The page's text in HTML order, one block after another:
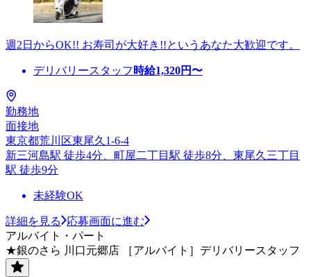
週2日からOK!! お寿司が大好き!!というあなた大歓迎です。
デリバリースタッフ 時給1,320円〜
勤務地
面接地
東京都荒川区東尾久1-6-4
新三河島駅 徒歩4分、町屋二丁目駅 徒歩8分、東尾久三丁目
駅 徒歩9分
未経験OK
詳細を見る
応募画面に進む
アルバイト・パート
★銀のさら 川口元郷店 ［アルバイト］デリバリースタッフ